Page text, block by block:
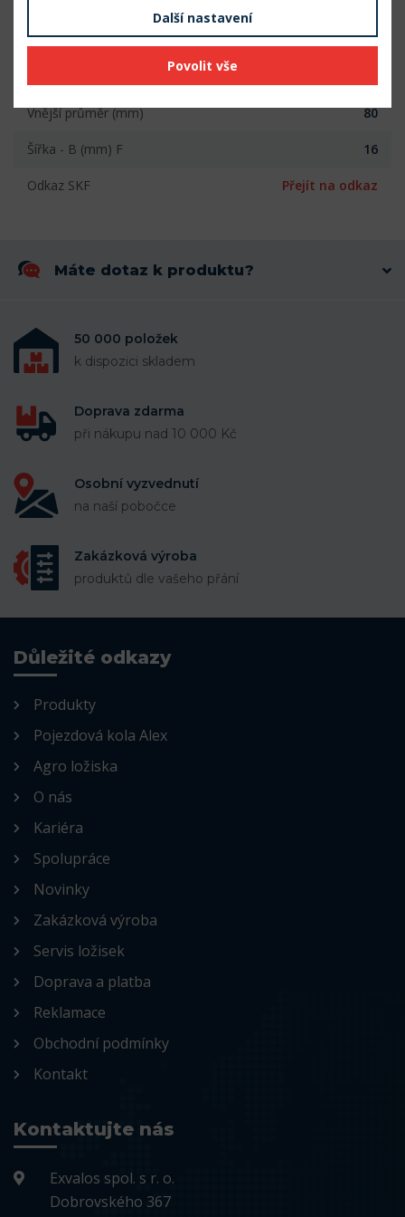
Šířka (mm) 16
Počet řad 1
Vnější průměr (mm) 80
Šířka - B (mm) F 16
Odkaz SKF Přejít na odkaz
Máte dotaz k produktu?
50 000 položek
k dispozici skladem
Doprava zdarma
při nákupu nad 10 000 Kč
Osobní vyzvednutí
na naší pobočce
Zakázková výroba
produktů dle vašeho přání
Důležité odkazy
Produkty
Pojezdová kola Alex
Agro ložiska
O nás
Kariéra
Spolupráce
Novinky
Zakázková výroba
Servis ložisek
Doprava a platba
Reklamace
Obchodní podmínky
Kontakt
Kontaktujte nás
Exvalos spol. s r. o.
Dobrovského 367
Další nastavení
Povolit vše